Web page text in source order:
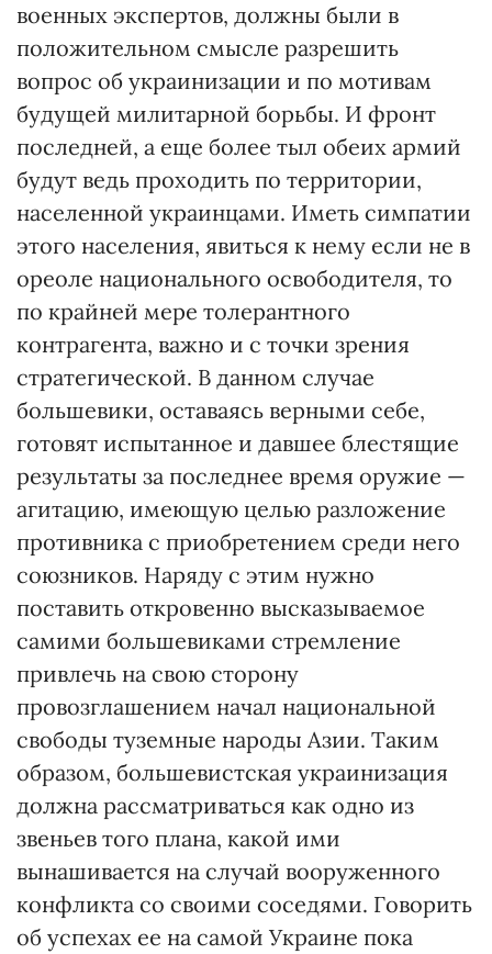
военных экспертов, должны были в
положительном смысле разрешить
вопрос об украинизации и по мотивам
будущей милитарной борьбы. И фронт
последней, а еще более тыл обеих армий
будут ведь проходить по территории,
населенной украинцами. Иметь симпатии
этого населения, явиться к нему если не в
ореоле национального освободителя, то
по крайней мере толерантного
контрагента, важно и с точки зрения
стратегической. В данном случае
большевики, оставаясь верными себе,
готовят испытанное и давшее блестящие
результаты за последнее время оружие —
агитацию, имеющую целью разложение
противника с приобретением среди него
союзников. Наряду с этим нужно
поставить откровенно высказываемое
самими большевиками стремление
привлечь на свою сторону
провозглашением начал национальной
свободы туземные народы Азии. Таким
образом, большевистская украинизация
должна рассматриваться как одно из
звеньев того плана, какой ими
вынашивается на случай вооруженного
конфликта со своими соседями. Говорить
об успехах ее на самой Украине пока